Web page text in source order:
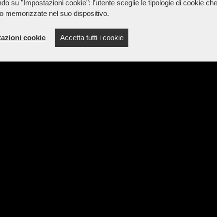
su "Impostazioni cookie": l’utente sceglie le tipologie di cookie che
memorizzate nel suo dispositivo.
cookie Accetta tutti i cookie